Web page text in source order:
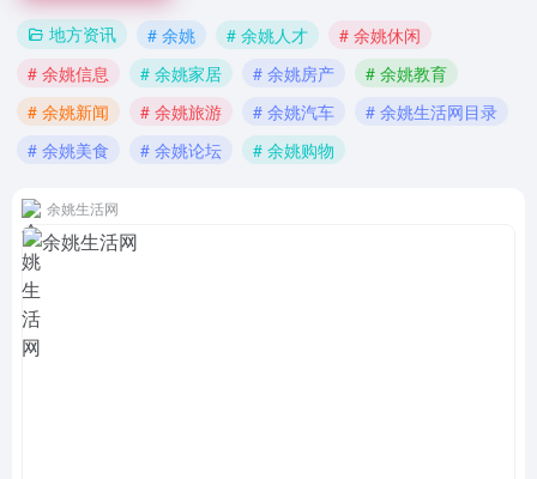
地方资讯 # 余姚 # 余姚人才
# 余姚休闲
# 余姚信息
# 余姚家居 # 余姚房产
# 余姚教育
# 余姚新闻
# 余姚旅游 # 余姚汽车
# 余姚生活网目录
# 余姚美食
# 余姚论坛 # 余姚购物
余姚生活网